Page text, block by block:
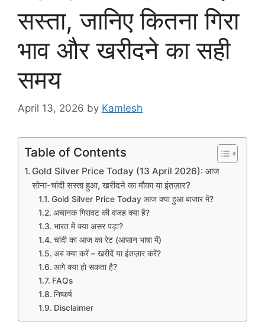
सस्ता, जानिए कितना गिरा
भाव और खरीदने का सही
समय
April 13, 2026 by Kamlesh
Table of Contents
Gold Silver Price Today (13 April 2026): आज
सोना-चांदी सस्ता हुआ, खरीदने का मौका या इंतज़ार?
Gold Silver Price Today आज क्या हुआ बाजार में?
अचानक गिरावट की वजह क्या है?
भारत में क्या असर पड़ा?
चांदी का आज का रेट (आसान भाषा में)
अब क्या करें – खरीदें या इंतज़ार करें?
आगे क्या हो सकता है?
FAQs
निष्कर्ष
Disclaimer